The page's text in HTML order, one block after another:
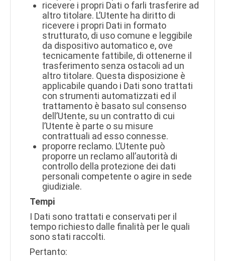
ricevere i propri Dati o farli trasferire ad
altro titolare. L’Utente ha diritto di
ricevere i propri Dati in formato
strutturato, di uso comune e leggibile
da dispositivo automatico e, ove
tecnicamente fattibile, di ottenerne il
trasferimento senza ostacoli ad un
altro titolare. Questa disposizione è
applicabile quando i Dati sono trattati
con strumenti automatizzati ed il
trattamento è basato sul consenso
dell’Utente, su un contratto di cui
l’Utente è parte o su misure
contrattuali ad esso connesse.
proporre reclamo. L’Utente può
proporre un reclamo all’autorità di
controllo della protezione dei dati
personali competente o agire in sede
giudiziale.
Tempi
I Dati sono trattati e conservati per il
tempo richiesto dalle finalità per le quali
sono stati raccolti.
Pertanto: